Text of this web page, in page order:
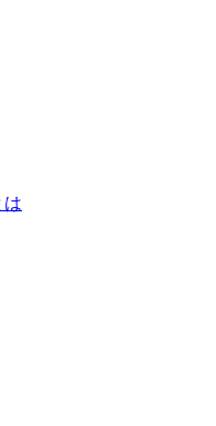
は